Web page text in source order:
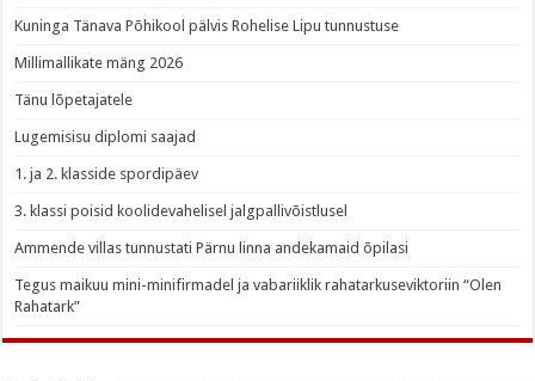
Kuninga Tänava Põhikool pälvis Rohelise Lipu tunnustuse
Millimallikate mäng 2026
Tänu lõpetajatele
Lugemisisu diplomi saajad
1. ja 2. klasside spordipäev
3. klassi poisid koolidevahelisel jalgpallivõistlusel
Ammende villas tunnustati Pärnu linna andekamaid õpilasi
Tegus maikuu mini-minifirmadel ja vabariiklik rahatarkuseviktoriin “Olen
Rahatark”